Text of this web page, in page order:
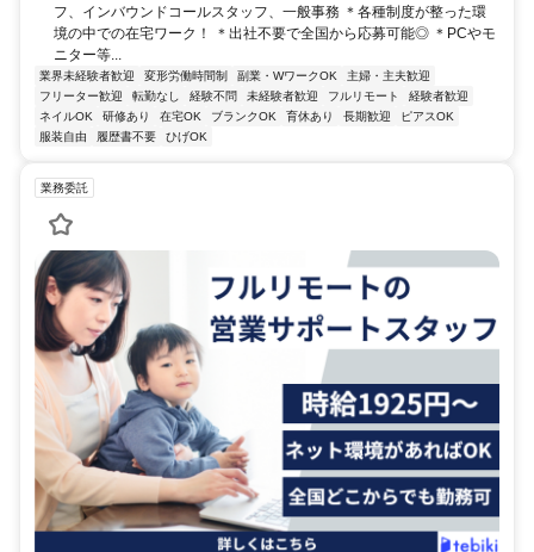
フ、インバウンドコールスタッフ、一般事務 ＊各種制度が整った環
境の中での在宅ワーク！ ＊出社不要で全国から応募可能◎ ＊PCやモ
ニター等...
業界未経験者歓迎 変形労働時間制 副業・WワークOK
主婦・主夫歓迎
フリーター歓迎
転勤なし 経験不問 未経験者歓迎 フルリモート
経験者歓迎
ネイルOK
研修あり 在宅OK ブランクOK 育休あり 長期歓迎
ピアスOK
服装自由
履歴書不要 ひげOK
業務委託